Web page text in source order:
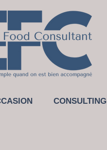
CONSULTING